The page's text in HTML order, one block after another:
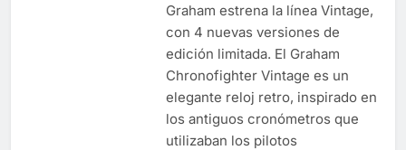
Graham estrena la línea Vintage,
con 4 nuevas versiones de
edición limitada. El Graham
Chronofighter Vintage es un
elegante reloj retro, inspirado en
los antiguos cronómetros que
utilizaban los pilotos